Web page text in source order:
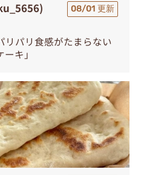
08/01 更新
リパリ食感がたまらない
キ」